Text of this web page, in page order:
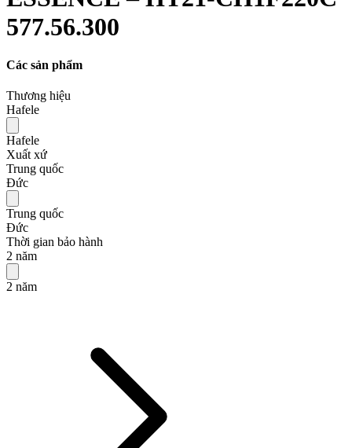
577.56.300
Các sản phẩm
Thương hiệu
Hafele
Hafele
Xuất xứ
Trung quốc
Đức
Trung quốc
Đức
Thời gian bảo hành
2 năm
2 năm